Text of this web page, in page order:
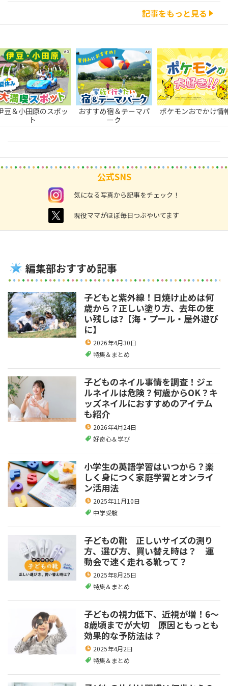
記事をもっと見る
豆＆小田原のスポッ
ト
おすすめ宿＆テーマパ
ーク
ポケモンおでかけ情
公式SNS
instagram 気になる写真から記事をチェック！
twitter 現役ママがほぼ毎日つぶやいてます
編集部おすすめ記事
子どもと紫外線！日焼け止めは何
歳から？正しい塗り方、去年の使
い残しは?【海・プール・屋外遊び
に】
2026年4月30日
特集＆まとめ
子どものネイル事情を調査！ジェ
ルネイルは危険？何歳からOK？キ
ッズネイルにおすすめのアイテム
も紹介
2026年4月24日
好奇心＆学び
小学生の英語学習はいつから？楽
しく身につく家庭学習とオンライ
ン活用法
2025年11月10日
中学受験
子どもの靴 正しいサイズの測り
方、選び方、買い替え時は？ 運
動会で速く走れる靴って？
2025年8月25日
特集＆まとめ
子どもの視力低下、近視が増！6～
8歳頃までが大切 原因ともっとも
効果的な予防法は？
2025年4月2日
特集＆まとめ